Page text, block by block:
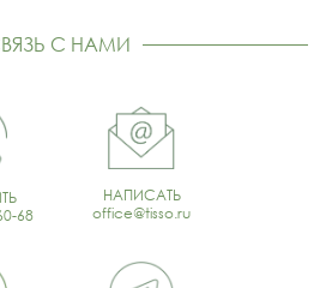
С НАМИ
68
НАПИСАТЬ
office@tisso.ru